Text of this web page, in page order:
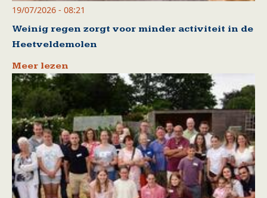
19/07/2026 - 08:21
Weinig regen zorgt voor minder activiteit in de
Heetveldemolen
Meer lezen